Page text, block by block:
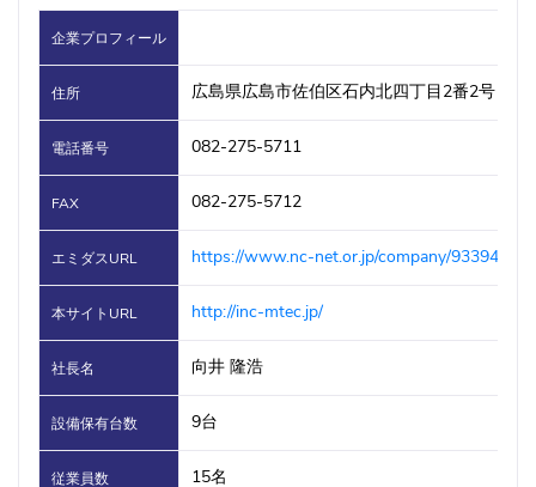
企業プロフィール
住所 広島県広島市佐伯区石内北四丁目2番2号
電話番号 082-275-5711
FAX 082-275-5712
エミダスURL https://www.nc-net.or.jp/company/93394/
本サイトURL http://inc-mtec.jp/
社長名 向井 隆浩
設備保有台数 9台
従業員数 15名